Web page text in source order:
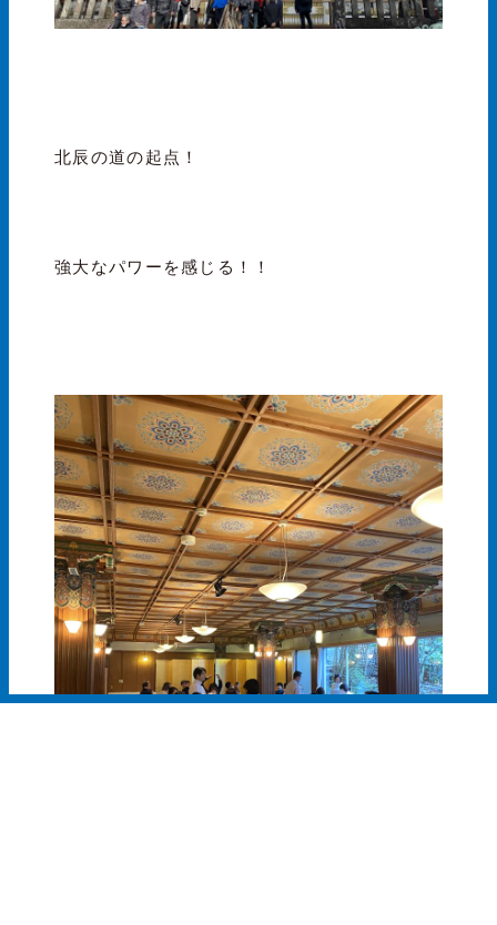
北辰の道の起点！
強大なパワーを感じる！！